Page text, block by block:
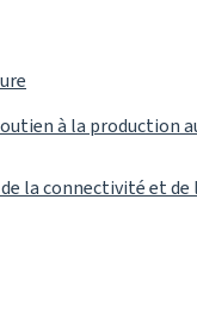
à la production
de la connectivité et